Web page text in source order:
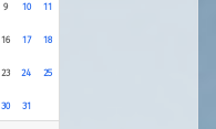
9 10 11
16 17 18
23 24 25
30 31